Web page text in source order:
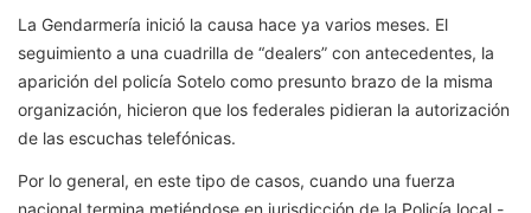
La Gendarmería inició la causa hace ya varios meses. El
seguimiento a una cuadrilla de “dealers” con antecedentes, la
aparición del policía Sotelo como presunto brazo de la misma
organización, hicieron que los federales pidieran la autorización
de las escuchas telefónicas.
Por lo general, en este tipo de casos, cuando una fuerza